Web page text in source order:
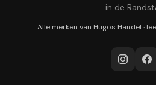
in de
Alle merken van Hugos Handel ·